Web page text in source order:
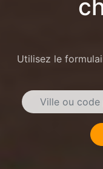
Utilisez le